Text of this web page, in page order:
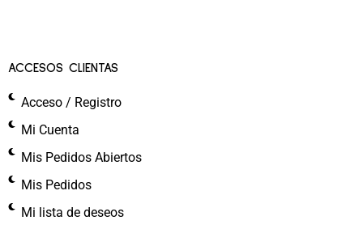
ACCESOS CLIENTAS
Acceso / Registro
Mi Cuenta
Mis Pedidos Abiertos
Mis Pedidos
Mi lista de deseos